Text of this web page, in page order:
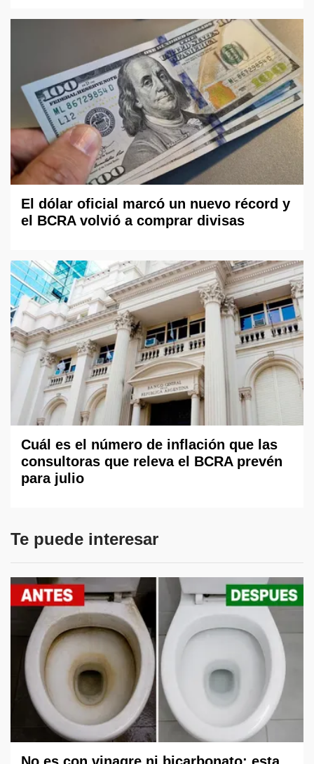
El dólar oficial marcó un nuevo récord y
el BCRA volvió a comprar divisas
Cuál es el número de inflación que las
consultoras que releva el BCRA prevén
para julio
Te puede interesar